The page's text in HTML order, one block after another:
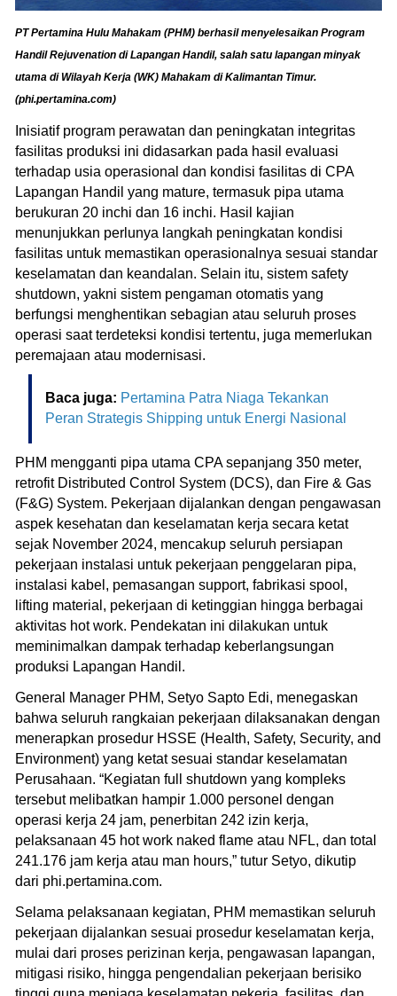
PT Pertamina Hulu Mahakam (PHM) berhasil menyelesaikan Program
Handil Rejuvenation di Lapangan Handil, salah satu lapangan minyak
utama di Wilayah Kerja (WK) Mahakam di Kalimantan Timur.
(phi.pertamina.com)
Inisiatif program perawatan dan peningkatan integritas
fasilitas produksi ini didasarkan pada hasil evaluasi
terhadap usia operasional dan kondisi fasilitas di CPA
Lapangan Handil yang mature, termasuk pipa utama
berukuran 20 inchi dan 16 inchi. Hasil kajian
menunjukkan perlunya langkah peningkatan kondisi
fasilitas untuk memastikan operasionalnya sesuai standar
keselamatan dan keandalan. Selain itu, sistem safety
shutdown, yakni sistem pengaman otomatis yang
berfungsi menghentikan sebagian atau seluruh proses
operasi saat terdeteksi kondisi tertentu, juga memerlukan
peremajaan atau modernisasi.
Baca juga: Pertamina Patra Niaga Tekankan
Peran Strategis Shipping untuk Energi Nasional
PHM mengganti pipa utama CPA sepanjang 350 meter,
retrofit Distributed Control System (DCS), dan Fire & Gas
(F&G) System. Pekerjaan dijalankan dengan pengawasan
aspek kesehatan dan keselamatan kerja secara ketat
sejak November 2024, mencakup seluruh persiapan
pekerjaan instalasi untuk pekerjaan penggelaran pipa,
instalasi kabel, pemasangan support, fabrikasi spool,
lifting material, pekerjaan di ketinggian hingga berbagai
aktivitas hot work. Pendekatan ini dilakukan untuk
meminimalkan dampak terhadap keberlangsungan
produksi Lapangan Handil.
General Manager PHM, Setyo Sapto Edi, menegaskan
bahwa seluruh rangkaian pekerjaan dilaksanakan dengan
menerapkan prosedur HSSE (Health, Safety, Security, and
Environment) yang ketat sesuai standar keselamatan
Perusahaan. “Kegiatan full shutdown yang kompleks
tersebut melibatkan hampir 1.000 personel dengan
operasi kerja 24 jam, penerbitan 242 izin kerja,
pelaksanaan 45 hot work naked flame atau NFL, dan total
241.176 jam kerja atau man hours,” tutur Setyo, dikutip
dari phi.pertamina.com.
Selama pelaksanaan kegiatan, PHM memastikan seluruh
pekerjaan dijalankan sesuai prosedur keselamatan kerja,
mulai dari proses perizinan kerja, pengawasan lapangan,
mitigasi risiko, hingga pengendalian pekerjaan berisiko